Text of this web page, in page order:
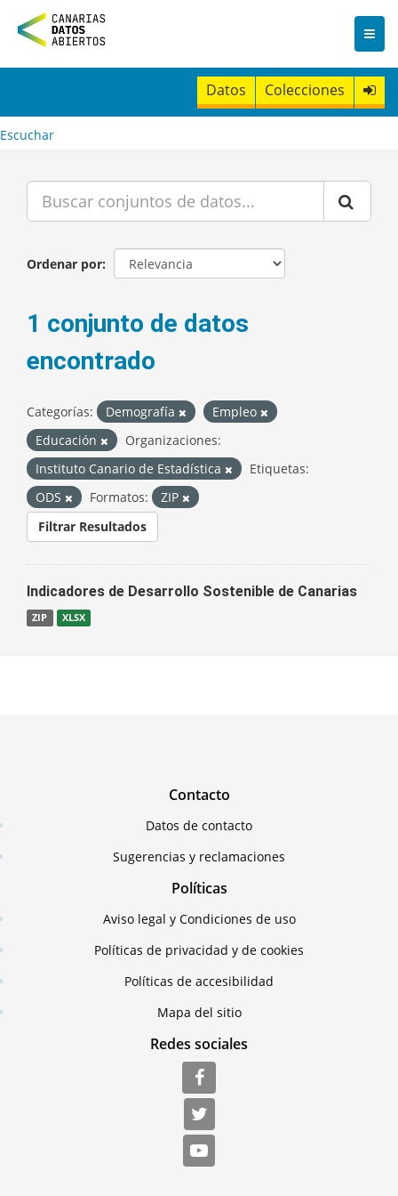
n
t
Datos Colecciones
Escuchar
Ordenar por
1 conjunto de datos
encontrado
Categorías: Demografía
Empleo
Educación
Organizaciones:
Instituto Canario de Estadística
Etiquetas:
ODS
Formatos:
ZIP
Filtrar Resultados
Indicadores de Desarrollo Sostenible de Canarias
ZIP XLSX
Contacto
Datos de contacto
Sugerencias y reclamaciones
Políticas
Aviso legal y Condiciones de uso
Políticas de privacidad y de cookies
Políticas de accesibilidad
Mapa del sitio
Redes sociales